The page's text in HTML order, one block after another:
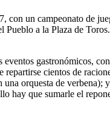
un campeonato de
Pueblo a la Plaza de Toros.
gastronómicos,
cientos de
orquesta de
que sumarle el